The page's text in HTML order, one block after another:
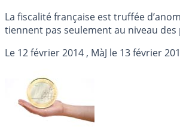
La fiscalité française est truffée
tiennent pas seulement au niveau
totalement atypique qu’il faudrait
économiques Coe-Rexecode.
Le 12 février 2014 , MàJ le 13 février